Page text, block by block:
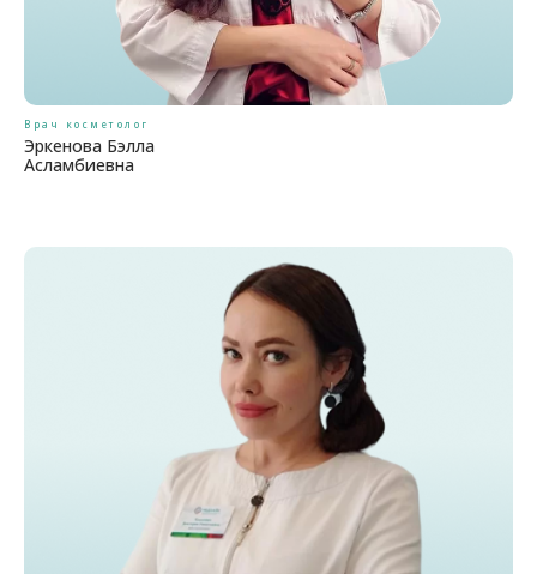
Врач косметолог
Эркенова Бэлла
Асламбиевна